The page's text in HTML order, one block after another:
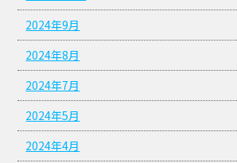
2024年9月
2024年8月
2024年7月
2024年5月
2024年4月